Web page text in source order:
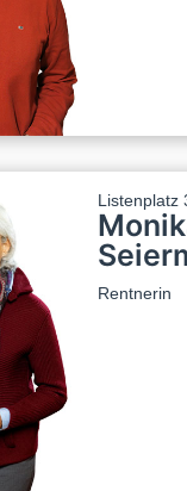
Listenplatz
Rentnerin